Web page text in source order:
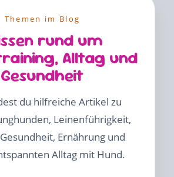
Themen im Blog
rund um
Alltag und
Gesundheit
du hilfreiche Artikel zu
Leinenführigkeit,
Ernährung und
Alltag mit Hund.